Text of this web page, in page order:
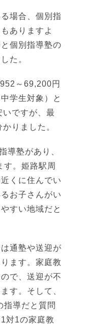
場合、個別指
ありますよ
個別指導塾の
た。
～69,200円
学生対象）と
ですが、最
りました。
導塾があり、
。姫路駅周
くに住んでい
お子さんがい
すい地域だと
通塾や送迎が
ます。家庭教
で、送迎が不
す。そして、
指導だと質問
対1の家庭教